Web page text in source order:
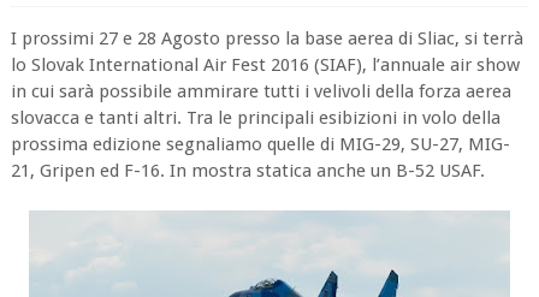
I prossimi 27 e 28 Agosto presso la base aerea di Sliac, si terrà
lo Slovak International Air Fest 2016 (SIAF), l’annuale air show
in cui sarà possibile ammirare tutti i velivoli della forza aerea
slovacca e tanti altri. Tra le principali esibizioni in volo della
prossima edizione segnaliamo quelle di MIG-29, SU-27, MIG-
21, Gripen ed F-16. In mostra statica anche un B-52 USAF.